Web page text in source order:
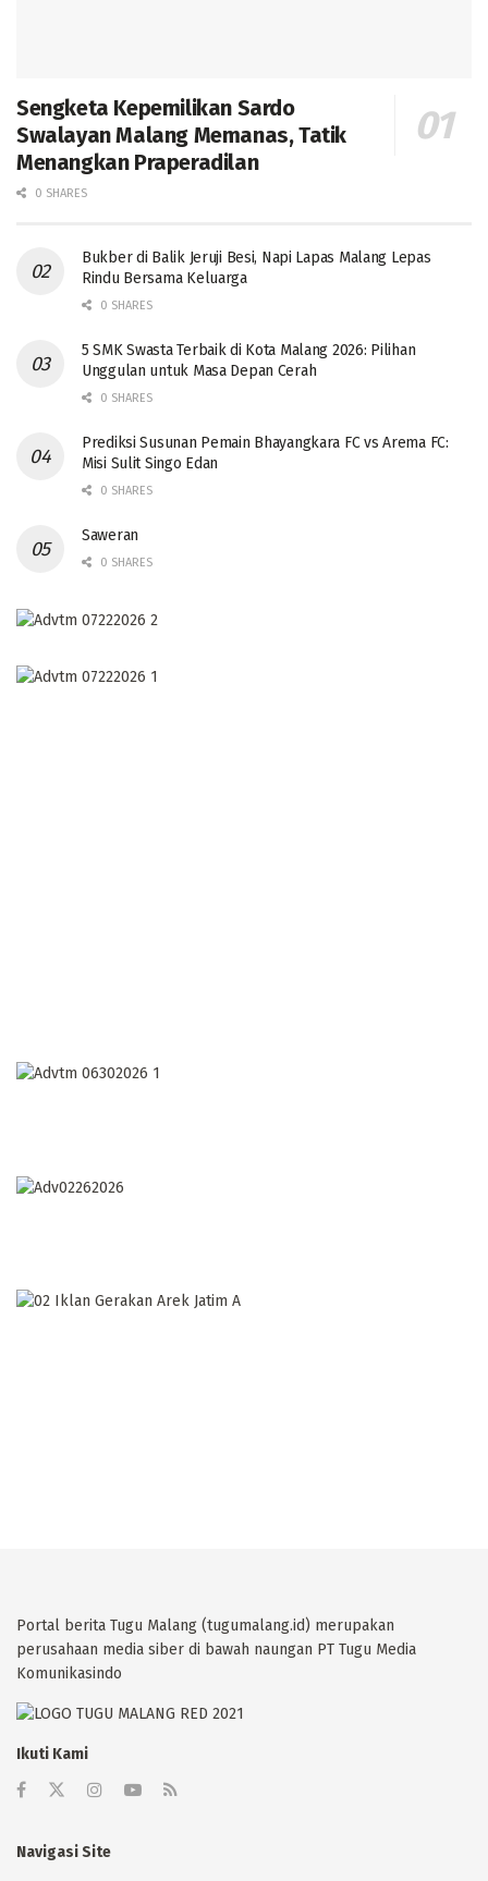
Sengketa Kepemilikan Sardo
Swalayan Malang Memanas, Tatik
Menangkan Praperadilan
0 SHARES
Bukber di Balik Jeruji Besi, Napi Lapas Malang Lepas
Rindu Bersama Keluarga
0 SHARES
5 SMK Swasta Terbaik di Kota Malang 2026: Pilihan
Unggulan untuk Masa Depan Cerah
0 SHARES
Prediksi Susunan Pemain Bhayangkara FC vs Arema FC:
Misi Sulit Singo Edan
0 SHARES
Saweran
0 SHARES
Portal berita Tugu Malang (tugumalang.id) merupakan
perusahaan media siber di bawah naungan PT Tugu Media
Komunikasindo
Ikuti Kami
Navigasi Site